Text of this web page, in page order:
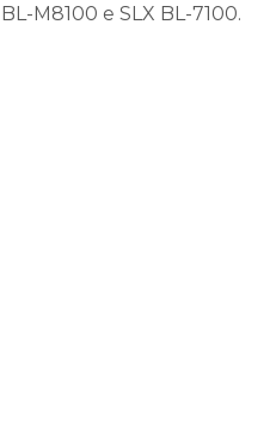
M8100 e SLX BL-7100.